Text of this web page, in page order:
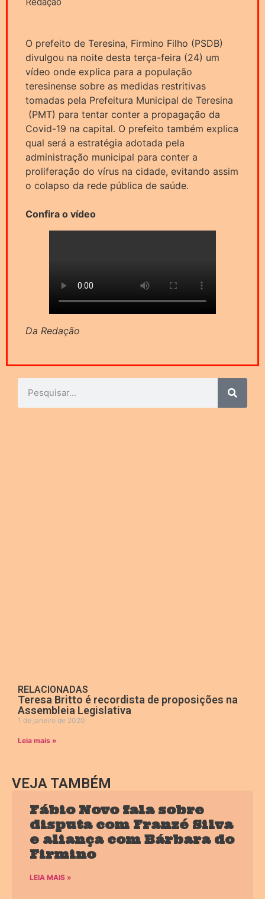
Redação
O prefeito de Teresina, Firmino Filho (PSDB)
divulgou na noite desta terça-feira (24) um
vídeo onde explica para a população
teresinense sobre as medidas restritivas
tomadas pela Prefeitura Municipal de Teresina
(PMT) para tentar conter a propagação da
Covid-19 na capital. O prefeito também explica
qual será a estratégia adotada pela
administração municipal para conter a
proliferação do vírus na cidade, evitando assim
o colapso da rede pública de saúde.
Confira o vídeo
Da Redação
RELACIONADAS
Teresa Britto é recordista de proposições na
Assembleia Legislativa
1 de janeiro de 2020
Leia mais »
VEJA TAMBÉM
Fábio Novo fala sobre
disputa com Franzé Silva
e aliança com Bárbara do
Firmino
LEIA MAIS »